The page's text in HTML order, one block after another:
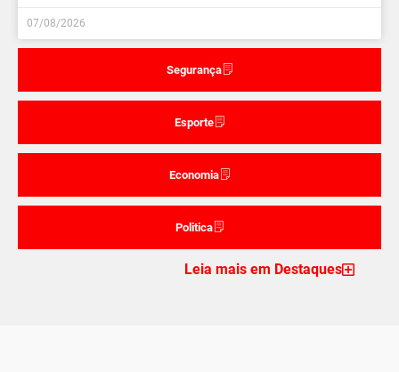
Segurança
Esporte
Economia
Politica
07/08/2026
Leia mais em Destaques